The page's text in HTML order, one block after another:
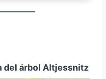
del árbol Altjessnitz